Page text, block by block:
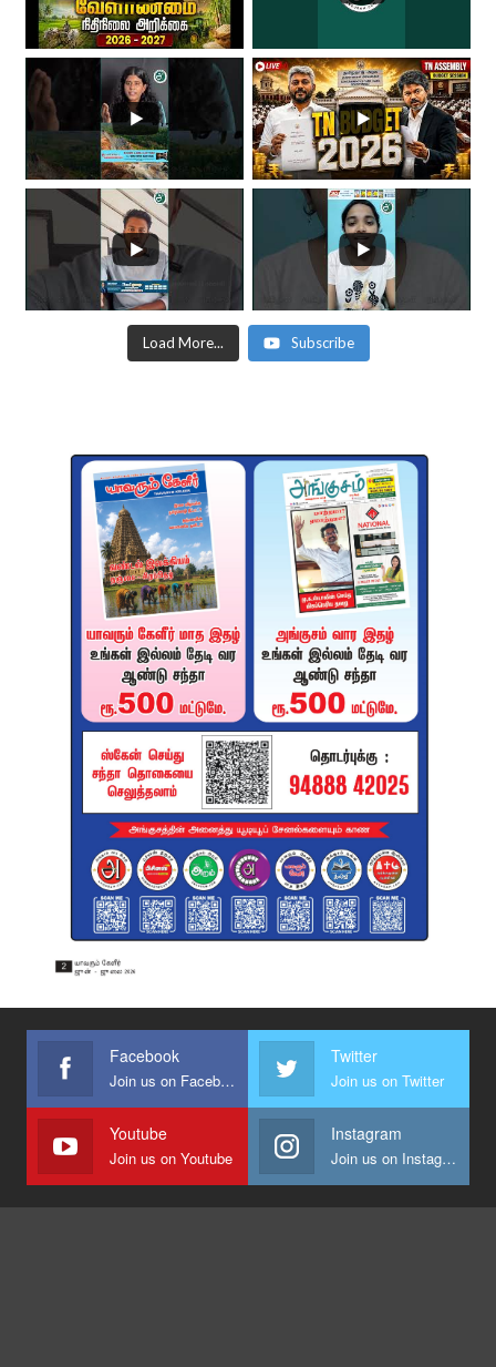
Load More... Subscribe
Facebook
Join us on Facebook
Twitter
Join us on Twitter
Youtube
Join us on Youtube
Instagram
Join us on Instagram